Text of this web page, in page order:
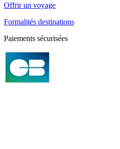
Offrir un voyage
Formalités destinations
Paiements sécurisées